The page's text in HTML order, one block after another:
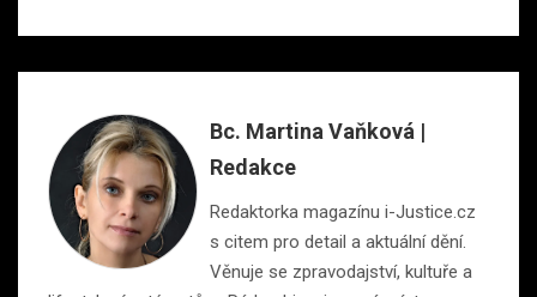
Bc. Martina Vaňková |
Redakce
Redaktorka magazínu i-Justice.cz
s citem pro detail a aktuální dění.
Věnuje se zpravodajství, kultuře a